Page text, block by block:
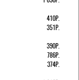
410Р.
351Р.
390Р.
786Р.
374Р.